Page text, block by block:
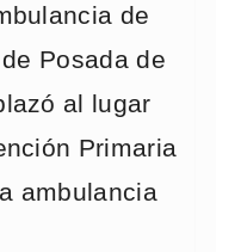
de
Posada de
al lugar
Primaria
ambulancia